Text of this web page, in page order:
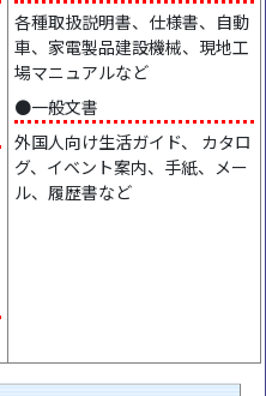
各種取扱説明書、仕様書、自動
車、家電製品建設機械、現地工
場マニュアルなど
●一般文書
外国人向け生活ガイド、 カタロ
グ、イベント案内、手紙、メー
ル、履歴書など